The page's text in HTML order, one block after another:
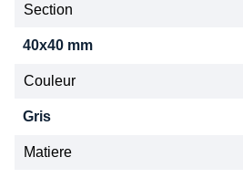
Section
40x40 mm
Couleur
Gris
Matiere